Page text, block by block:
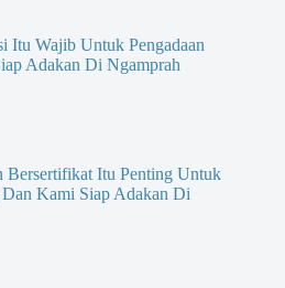
Itu Wajib Untuk Pengadaan
Adakan Di Ngamprah
Bersertifikat Itu Penting Untuk
Dan Kami Siap Adakan Di